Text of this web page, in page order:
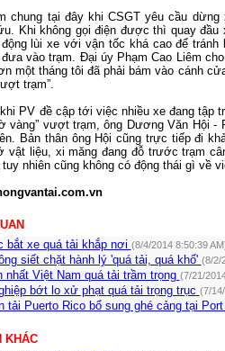
chung tại đây khi CSGT yêu cầu
Khi không gọi điện được thì quay đầu
lùi xe với vận tốc khá cao để tránh
vào trạm. Đại úy Phạm Cao Liêm cho
một tháng tôi đã phải bám vào cánh
trạm”.
PV đề cập tới việc nhiều xe đang tập
vàng” vượt trạm, ông Dương Văn Hội -
Bản thân ông Hội cũng trực tiếp đi
vật liệu, xi măng đang đỗ trước trạm
nhiên cũng không có động thái gì về
bắt xe quá tải khắp nơi (8/4/2014 8:50:39
siết chặt hành lý 'quá tải, quá khổ' (8/2/
nhất Việt Nam quá tải trầm trọng (7/21/
bớt lo xử phạt quá tải trọng trục (7/
tải Puerto Rico bổ sung ghé cảng tại
KHÁC